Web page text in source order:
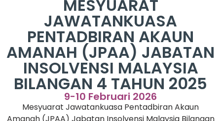
MESYUARAT
JAWATANKUASA
PENTADBIRAN AKAUN
AMANAH (JPAA) JABATAN
INSOLVENSI MALAYSIA
BILANGAN 4 TAHUN 2025
9-10 Februari 2026
Mesyuarat Jawatankuasa Pentadbiran Akaun